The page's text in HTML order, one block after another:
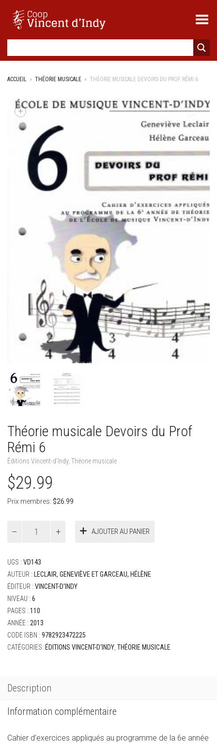
Toggle Menu
ACCUEIL » THÉORIE MUSICALE » THÉORIE MUSICALE DEVOIRS DU PROF RÉMI 6
+
Théorie musicale Devoirs du Prof
Rémi 6
Éditions Vincent-d'Indy, Théorie musicale
$29.99
Prix membres: $26.99
Devoirs
du
Prof
6
AJOUTER AU PANIER
UGS : VD143
AUTEUR :
LECLAIR, GENEVIÈVE ET GARCEAU, HÉLÈNE
ÉDITEUR : VINCENT-D'INDY
NIVEAU : 6
PAGES : 110
ANNÉE : 2013
CODE ISBN : 9782923472225
CATÉGORIES: ÉDITIONS VINCENT-D'INDY THÉORIE MUSICALE
Description
Information complémentaire
Cahier d’exercices appliqués au programme de la 6e année